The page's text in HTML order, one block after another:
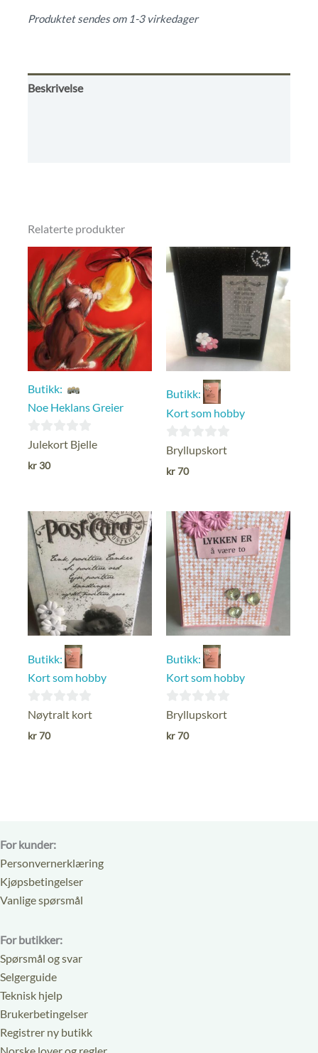
Produktet sendes om 1-3 virkedager
Beskrivelse
Relaterte produkter
Butikk:
Noe Heklans Greier
0
ut
Julekort Bjelle
kr 30
Butikk:
Kort som hobby
0
ut
Bryllupskort
kr70
Butikk:
Kort som hobby
0
ut
Nøytralt kort
kr70
Butikk:
Kort som hobby
0
ut
Bryllupskort
kr70
For kunder:
Personvernerklæring
Kjøpsbetingelser
Vanlige spørsmål
For butikker:
Spørsmål og svar
Selgerguide
Teknisk hjelp
Brukerbetingelser
Registrer ny butikk